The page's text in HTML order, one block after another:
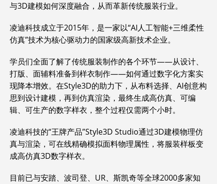
与3D建模如何深度融合，从而革新传统服装行业。
凌迪科技成立于2015年，是一家以“AI人工智能+三维柔性
仿真”技术为核心驱动力的国家级高新技术企业。
学员们全面了解了传统服装制作的各个环节——从设计、
打版、面辅料准备到样衣制作——如何通过数字化方案实
现降本增效。在Style3D的助力下，从布料选择、AI创意构
思到设计建模，再到仿真渲染，最终生成高仿真、可编
辑、可生产的数字样衣，整个过程仅需两个小时。
凌迪科技的“王牌产品”Style3D Studio通过3D建模物理仿
真与渲染，可在线精确模拟面料物理属性，将服装样板变
成高仿真3D数字样衣。
目前已与安踏、波司登、UR、斯凯奇等全球2000多家知